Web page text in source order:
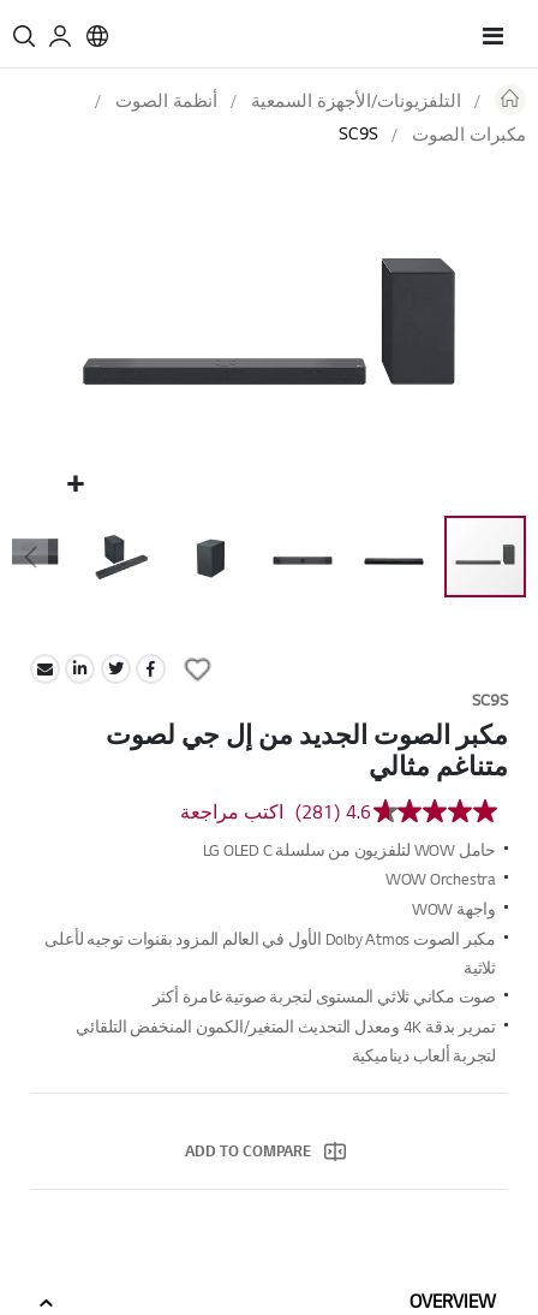
Toggle
التلفزيونات/الأجهزة السمعية
أنظمة الصوت
مكبرات الصوت
SC9S
beginning
the
images
gallery
Add
Wish
List
SC9S
مكبر الصوت الجديد من إل جي لصوت
متناغم مثالي
متوسط
قيمة
التقييم
هو
4.6
من
5
نجوم.
Read
281
رابط
نفس
الصفحة.
4.6
(281) اكتب مراجعة
حامل WOW لتلفزيون من سلسلة LG OLED C
WOW Orchestra
واجهة WOW
مكبر الصوت Dolby Atmos الأول في العالم المزود بقنوات توجيه لأعلى
ثلاثية
صوت مكاني ثلاثي المستوى لتجربة صوتية غامرة أكثر
تمرير بدقة 4K ومعدل التحديث المتغير/الكمون المنخفض التلقائي
لتجربة ألعاب ديناميكية
ADD TO COMPARE
OVERVIEW